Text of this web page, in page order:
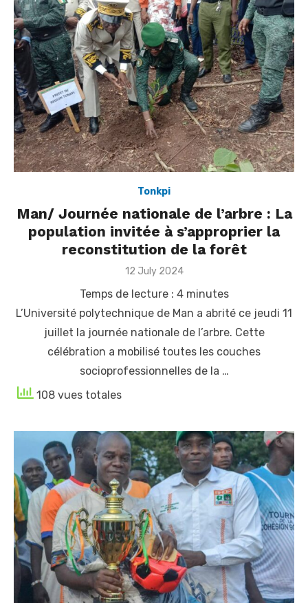
Tonkpi
Man/ Journée nationale de l’arbre : La
population invitée à s’approprier la
reconstitution de la forêt
Posted
12 July 2024
Temps de lecture : 4 minutes
L’Université polytechnique de Man a abrité ce jeudi 11
juillet la journée nationale de l’arbre. Cette
célébration a mobilisé toutes les couches
socioprofessionnelles de la …
108 vues totales